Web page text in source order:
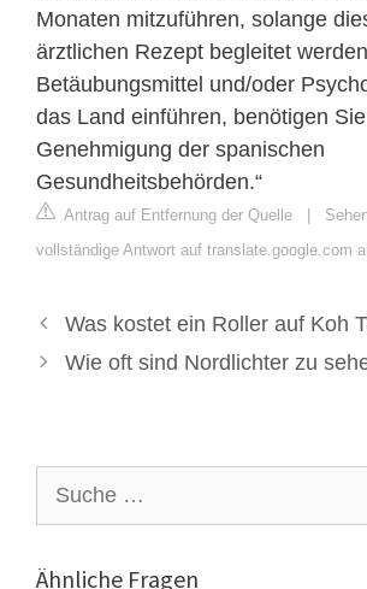
Monaten mitzuführen, solange
ärztlichen Rezept begleitet
Betäubungsmittel und/oder
das Land einführen, benötigen
Genehmigung der spanischen
Gesundheitsbehörden.“
Antrag auf Entfernung der Quelle |
vollständige Antwort auf translate.google.com
Was kostet ein Roller auf Koh
Wie oft sind Nordlichter zu
nach:
Ähnliche Fragen